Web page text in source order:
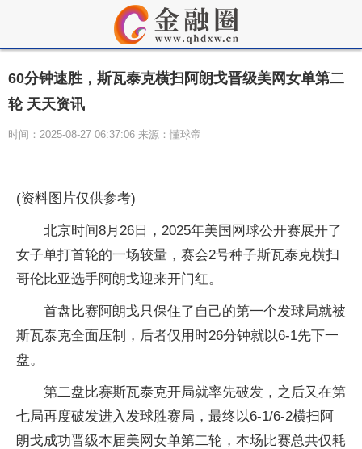
60分钟速胜，斯瓦泰克横扫阿朗戈晋级美网女单第二
轮 天天资讯
时间：2025-08-27 06:37:06 来源：懂球帝
(资料图片仅供参考)
北京时间8月26日，2025年美国网球公开赛展开了
女子单打首轮的一场较量，赛会2号种子斯瓦泰克横扫
哥伦比亚选手阿朗戈迎来开门红。
首盘比赛阿朗戈只保住了自己的第一个发球局就被
斯瓦泰克全面压制，后者仅用时26分钟就以6-1先下一
盘。
第二盘比赛斯瓦泰克开局就率先破发，之后又在第
七局再度破发进入发球胜赛局，最终以6-1/6-2横扫阿
朗戈成功晋级本届美网女单第二轮，本场比赛总共仅耗